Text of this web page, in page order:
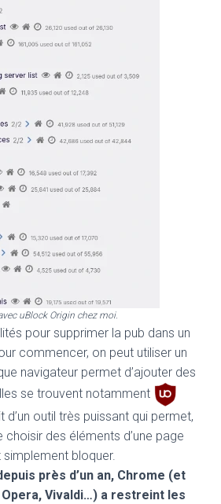
uBlock Origin chez moi.
pour supprimer la pub dans un
commencer, on peut utiliser un
navigateur permet d’ajouter des
se trouvent notamment
d’un outil très puissant qui permet,
des éléments d’une page
simplement bloquer.
près d’un an, Chrome (et
Vivaldi…) a restreint les